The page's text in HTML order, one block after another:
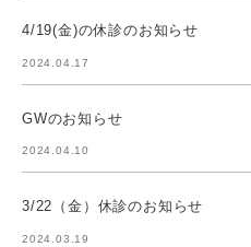
4/19(金)の休診のお知らせ
2024.04.17
GWのお知らせ
2024.04.10
3/22（金）休診のお知らせ
2024.03.19